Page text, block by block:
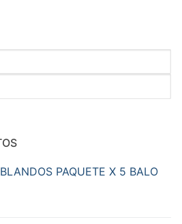
PAQUETE X 5 BALO